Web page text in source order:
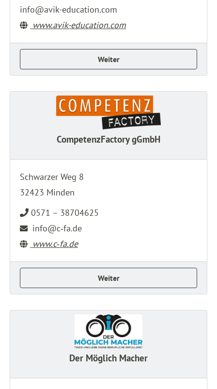
info@avik-education.com
www.avik-education.com
Weiter
CompetenzFactory gGmbH
Schwarzer Weg 8
32423 Minden
0571 – 38704625
info@c‑fa.de
www.c‑fa.de
Weiter
Der Möglich Macher